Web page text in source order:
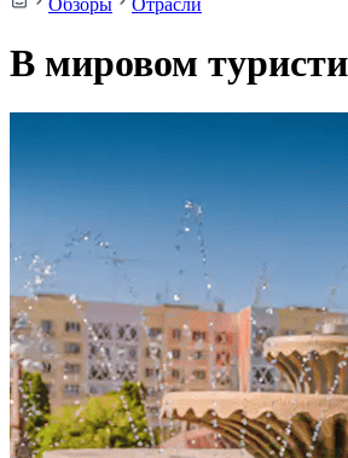
Обзоры Отрасли
В мировом